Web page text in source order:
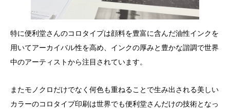
特に便利堂さんのコロタイプは顔料を豊富に含んだ油性インクを
用いてアーカイバル性を高め、インクの厚みと豊かな諧調で世界
中のアーティストから注目されています。
またモノクロだけでなく何色も重ねることで生み出される美しい
カラーのコロタイプ印刷は世界でも便利堂さんだけの技術となっ